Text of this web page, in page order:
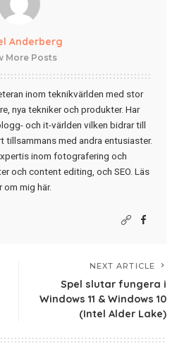
Anderberg
More Posts
inom teknikvärlden med stor
nya tekniker och produkter. Har
och it-världen vilken bidrar till
tillsammans med andra entusiaster.
inom fotografering och
och content editing, och SEO. Läs
om mig här.
NEXT ARTICLE
Spel slutar fungera i
Windows 11 & Windows 10
(Intel Alder Lake)